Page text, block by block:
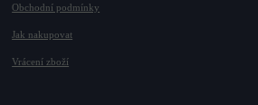
Obchodní podmínky
Jak nakupovat
Vrácení zboží